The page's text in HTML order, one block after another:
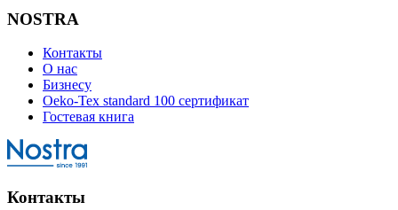
NOSTRA
Контакты
О нас
Бизнесу
Oeko-Tex standard 100 сертификат
Гостевая книга
Контакты